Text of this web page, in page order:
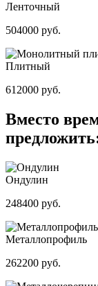
Ленточный
504000 руб.
Плитный
612000 руб.
Вместо
Ондулин
248400 руб.
Металлопрофиль
262200 руб.